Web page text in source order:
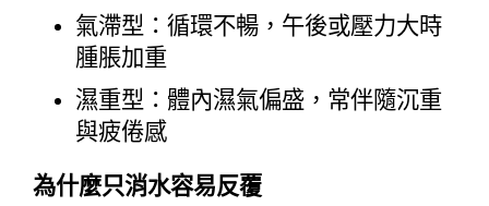
氣滯型：循環不暢，午後或壓力大時
腫脹加重
濕重型：體內濕氣偏盛，常伴隨沉重
與疲倦感
為什麼只消水容易反覆